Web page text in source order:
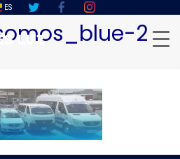
ES
2